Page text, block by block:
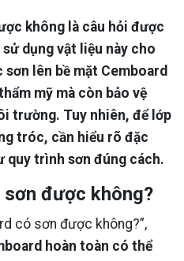
không là câu hỏi được
dụng vật liệu này cho
lên bề mặt Cemboard
mỹ mà còn bảo vệ
trường. Tuy nhiên, để lớp
tróc, cần hiểu rõ đặc
quy trình sơn đúng cách.
được không?
có sơn được không?”,
hoàn toàn có thể